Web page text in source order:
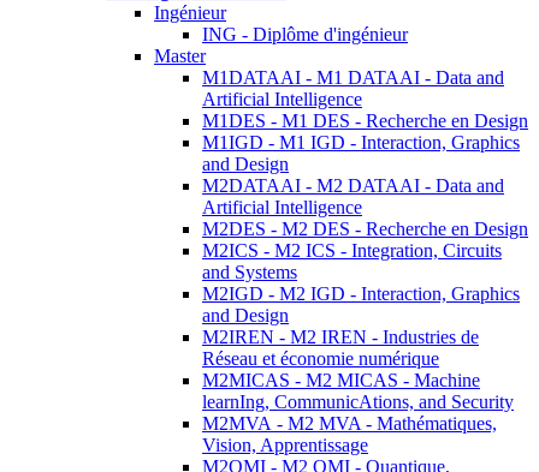
Ingénieur
ING - Diplôme d'ingénieur
Master
M1DATAAI - M1 DATAAI - Data and
Artificial Intelligence
M1DES - M1 DES - Recherche en Design
M1IGD - M1 IGD - Interaction, Graphics
and Design
M2DATAAI - M2 DATAAI - Data and
Artificial Intelligence
M2DES - M2 DES - Recherche en Design
M2ICS - M2 ICS - Integration, Circuits
and Systems
M2IGD - M2 IGD - Interaction, Graphics
and Design
M2IREN - M2 IREN - Industries de
Réseau et économie numérique
M2MICAS - M2 MICAS - Machine
learnIng, CommunicAtions, and Security
M2MVA - M2 MVA - Mathématiques,
Vision, Apprentissage
M2QMI - M2 QMI - Quantique,